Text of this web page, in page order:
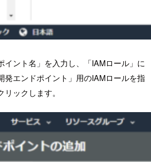
イント名」を入力し、「IAMロール」に
発エンドポイント」用のIAMロールを指
ックします。